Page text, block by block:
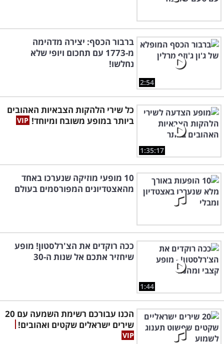
2:54
ברבור הכסף: יצירה מדהימה
מ-1773 עם תחכום ויופי שלא
נחלשו!
1:35:17
כל שירי הלהקות הצבאיות האהובים
ביותר במופע משובח ומיוחד!
10 מופעי מוזיקה שנערכו באחד
מהאצטדיונים המפורסמים בעולם
1:44
ככה רוקדים את הצ'רלסטון! מופע
שיחזיר אתכם אל שנות ה-30
הכנו עבורכם רשימת השמעה עם 20
שירים ישראלים שקטים ואהובים!